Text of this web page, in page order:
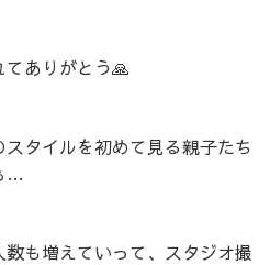
ありがとう🙏
タイルを初めて見る親子たち
…
も増えていって、スタジオ撮